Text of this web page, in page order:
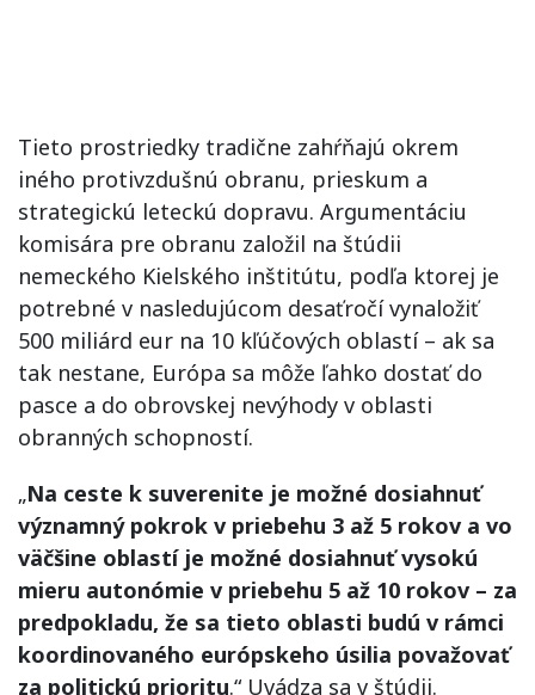
Tieto prostriedky tradične zahŕňajú okrem
iného protivzdušnú obranu, prieskum a
strategickú leteckú dopravu. Argumentáciu
komisára pre obranu založil na štúdii
nemeckého Kielského inštitútu, podľa ktorej je
potrebné v nasledujúcom desaťročí vynaložiť
500 miliárd eur na 10 kľúčových oblastí – ak sa
tak nestane, Európa sa môže ľahko dostať do
pasce a do obrovskej nevýhody v oblasti
obranných schopností.
„Na ceste k suverenite je možné dosiahnuť
významný pokrok v priebehu 3 až 5 rokov a vo
väčšine oblastí je možné dosiahnuť vysokú
mieru autonómie v priebehu 5 až 10 rokov – za
predpokladu, že sa tieto oblasti budú v rámci
koordinovaného európskeho úsilia považovať
za politickú prioritu.“ Uvádza sa v štúdii.